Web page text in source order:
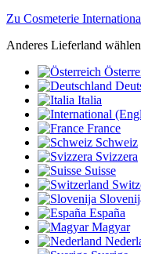
Zu Cosmeterie
Anderes Lieferland wählen
Italia
France
Schweiz
Svizzera
Suisse
España
Magyar